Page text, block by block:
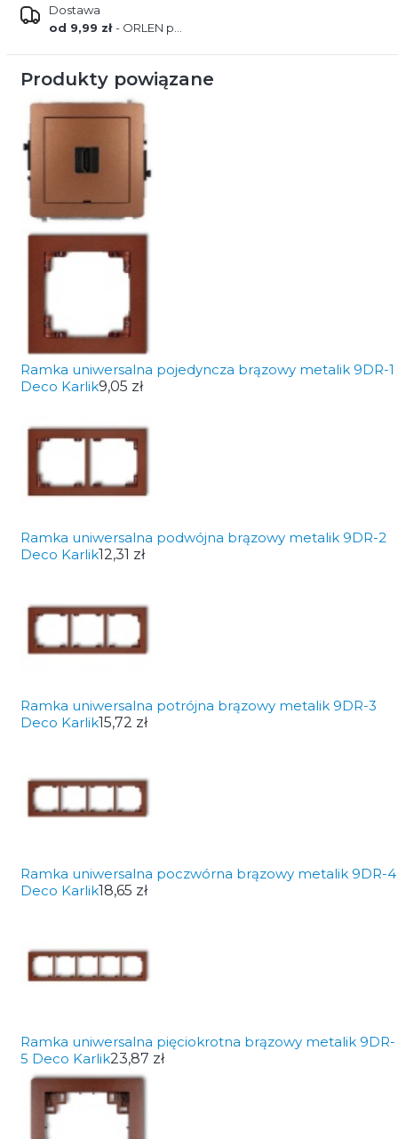
Dostawa
od 9,99 zł- ORLEN paczka
Produkty powiązane
Ramka uniwersalna pojedyncza brązowy metalik 9DR-1
Deco Karlik9,05 zł
Ramka uniwersalna podwójna brązowy metalik 9DR-2
Deco Karlik12,31 zł
Ramka uniwersalna potrójna brązowy metalik 9DR-3
Deco Karlik15,72 zł
Ramka uniwersalna poczwórna brązowy metalik 9DR-4
Deco Karlik18,65 zł
Ramka uniwersalna pięciokrotna brązowy metalik 9DR-
5 Deco Karlik23,87 zł